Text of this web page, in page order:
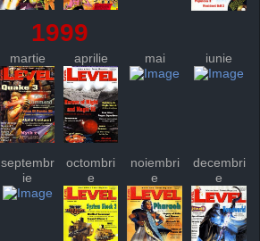
1999
martie aprilie mai iunie
septembr
ie
octombri
e
noiembri
e
decembri
e